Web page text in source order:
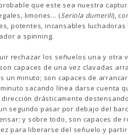
que este sea nuestra
limones... (Seriola dumerili),
potentes, incansables
a spinning.
rechazar los señuelos una y otra
capaces de una vez clavadas
un minuto; son capaces de
sacando línea darse cuenta
drásticamente
segundo pasar por debajo del
y sobre todo, son capaces de
para liberarse del señuelo y